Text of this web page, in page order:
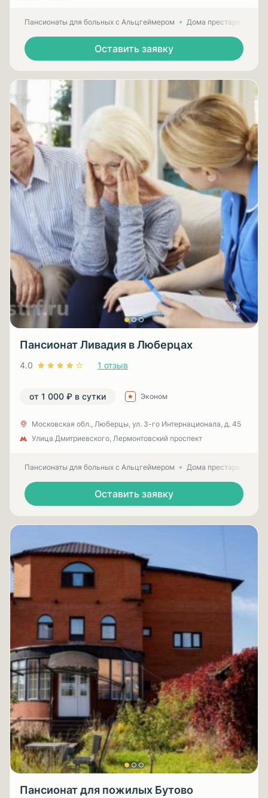
Пансионаты для больных с Альцгеймером Дома престарелых
Оставить заявку
Пансионат Ливадия в Люберцах
4.0 1 отзыв
от 1 000 ₽ в сутки Эконом
Московская обл., Люберцы, ул. 3-гo Интернационала, д. 45
Улица Дмитриевского, Лермонтовский проспект
Пансионаты для больных с Альцгеймером Дома престарелых
Оставить заявку
Пансионат для пожилых Бутово